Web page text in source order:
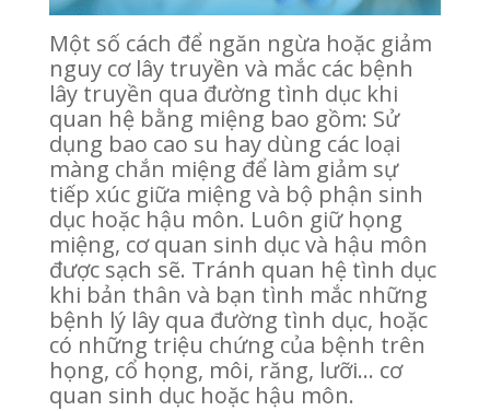
Một số cách để ngăn ngừa hoặc giảm
nguy cơ lây truyền và mắc các bệnh
lây truyền qua đường tình dục khi
quan hệ bằng miệng bao gồm: Sử
dụng bao cao su hay dùng các loại
màng chắn miệng để làm giảm sự
tiếp xúc giữa miệng và bộ phận sinh
dục hoặc hậu môn. Luôn giữ họng
miệng, cơ quan sinh dục và hậu môn
được sạch sẽ. Tránh quan hệ tình dục
khi bản thân và bạn tình mắc những
bệnh lý lây qua đường tình dục, hoặc
có những triệu chứng của bệnh trên
họng, cổ họng, môi, răng, lưỡi… cơ
quan sinh dục hoặc hậu môn.